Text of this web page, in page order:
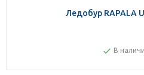
Ледобур RAPALA
В